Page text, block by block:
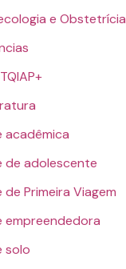
e Obstetrícia
acadêmica
de adolescente
de Primeira Viagem
empreendedora
solo